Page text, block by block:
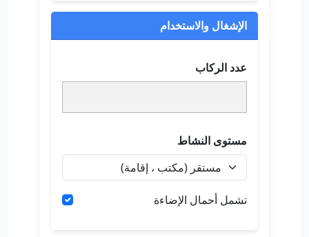
الإشغال والاستخدام
عدد الركاب
مستوى النشاط
تشمل أحمال الإضاءة